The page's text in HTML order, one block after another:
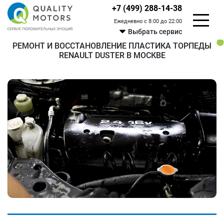
+7 (499) 288-14-38
Ежедневно с 8:00 до 22:00
Выбрать сервис
РЕМОНТ И ВОССТАНОВЛЕНИЕ ПЛАСТИКА ТОРПЕДЫ
RENAULT DUSTER В МОСКВЕ